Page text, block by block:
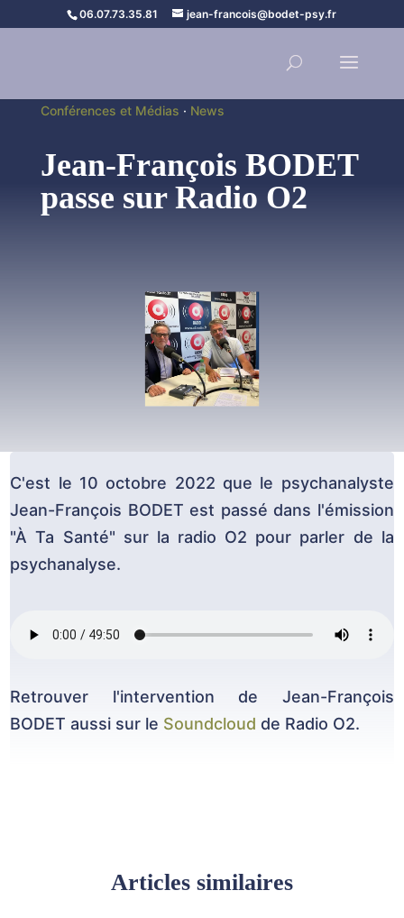
06.07.73.35.81 jean-francois@bodet-psy.fr
Conférences et Médias · News
Jean-François BODET
passe sur Radio O2
C'est le 10 octobre 2022 que le psychanalyste
Jean-François BODET est passé dans l'émission
"À Ta Santé" sur la radio O2 pour parler de la
psychanalyse.
Retrouver l'intervention de Jean-François
BODET aussi sur le Soundcloud de Radio O2.
Articles similaires